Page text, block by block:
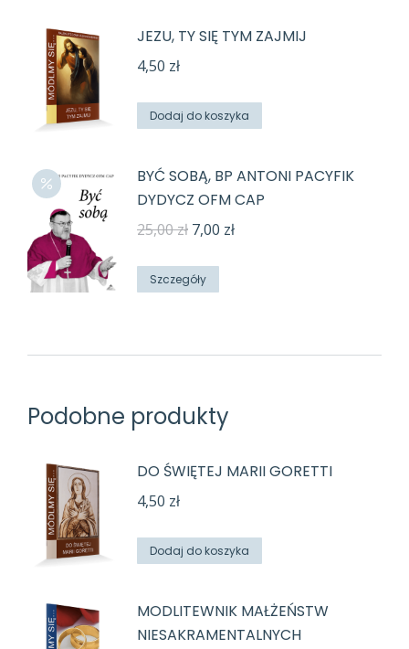
JEZU, TY SIĘ TYM ZAJMIJ
4,50 zł
Dodaj do koszyka
BYĆ SOBĄ, BP ANTONI PACYFIK
DYDYCZ OFM CAP
25,00zł Pierwotna
wynosiła:
7,00 złAktualna
Szczegóły
Podobne produkty
DO ŚWIĘTEJ MARII GORETTI
4,50 zł
Dodaj do koszyka
MODLITEWNIK MAŁŻEŃSTW
NIESAKRAMENTALNYCH